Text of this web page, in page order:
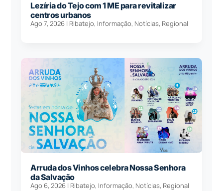
Lezíria do Tejo com 1 ME para revitalizar
centros urbanos
Ago 7, 2026 | Ribatejo, Informação, Notícias, Regional
Arruda dos Vinhos celebra Nossa Senhora
da Salvação
Ago 6, 2026 | Ribatejo, Informação, Notícias, Regional